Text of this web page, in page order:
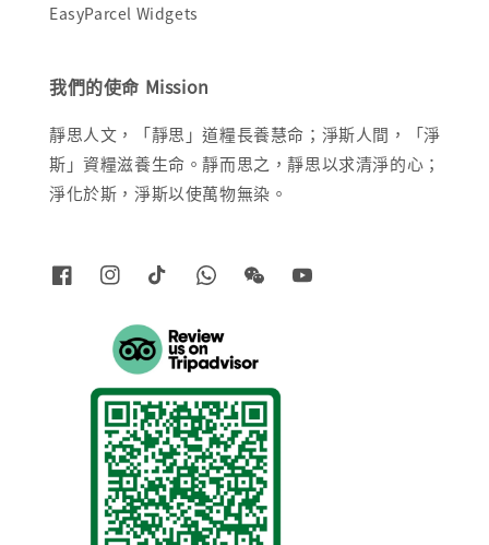
EasyParcel Widgets
我們的使命 Mission
靜思人文，「靜思」道糧長養慧命；淨斯人間，「淨
斯」資糧滋養生命。靜而思之，靜思以求清淨的心；
淨化於斯，淨斯以使萬物無染。